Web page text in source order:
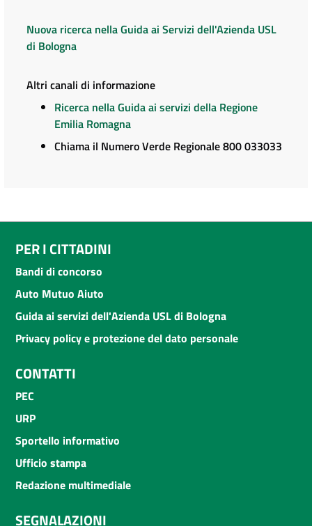
Nuova ricerca nella Guida ai Servizi dell'Azienda USL
di Bologna
Altri canali di informazione
Ricerca nella Guida ai servizi della Regione
Emilia Romagna
Chiama il Numero Verde Regionale 800 033033
PER I CITTADINI
Bandi di concorso
Auto Mutuo Aiuto
Guida ai servizi dell'Azienda USL di Bologna
Privacy policy e protezione del dato personale
CONTATTI
PEC
URP
Sportello informativo
Ufficio stampa
Redazione multimediale
SEGNALAZIONI